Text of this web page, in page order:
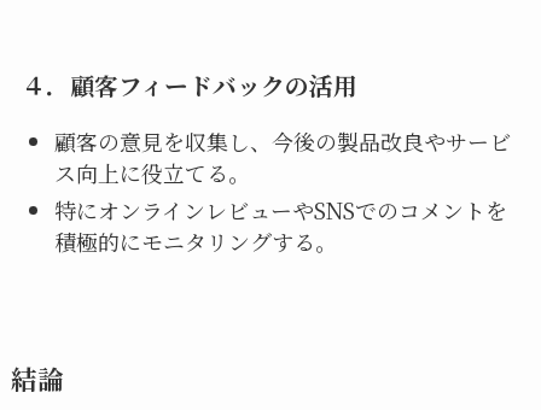
４． 顧客フィードバックの活用
顧客の意見を収集し、今後の製品改良やサービ
ス向上に役立てる。
特にオンラインレビューやSNSでのコメントを
積極的にモニタリングする。
結論